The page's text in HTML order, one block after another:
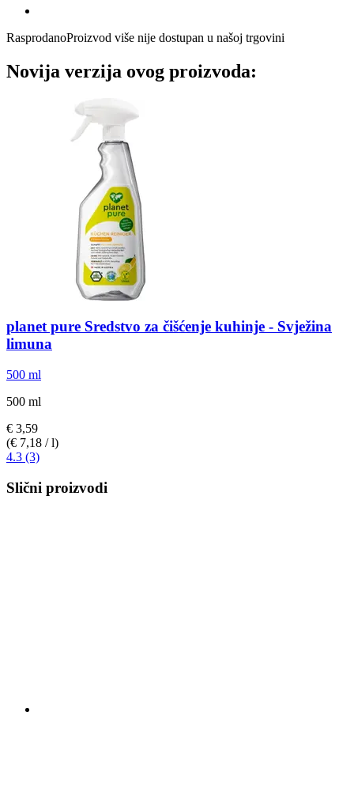
RasprodanoProizvod više nije dostupan u našoj trgovini
Novija verzija ovog proizvoda:
planet pure Sredstvo za čišćenje kuhinje -​ Svježina
limuna
500 ml
500 ml
€ 3,59
(€ 7,18 / l)
4.3 (3)
Slični proizvodi